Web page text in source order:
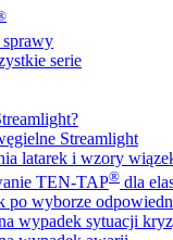
sprawy
serie
Streamlight
latarek i wzory
TEN-TAP® dla
po wyborze
wypadek sytuacji